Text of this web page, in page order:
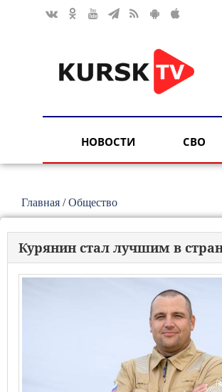
НОВОСТИ СВО
Главная /Общество
Курянин стал лучшим в